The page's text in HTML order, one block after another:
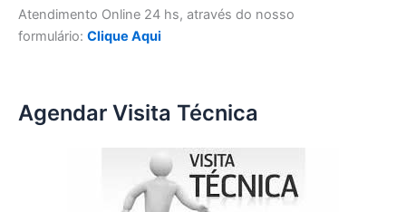
Atendimento Online 24 hs, através do nosso
formulário: Clique Aqui
Agendar Visita Técnica